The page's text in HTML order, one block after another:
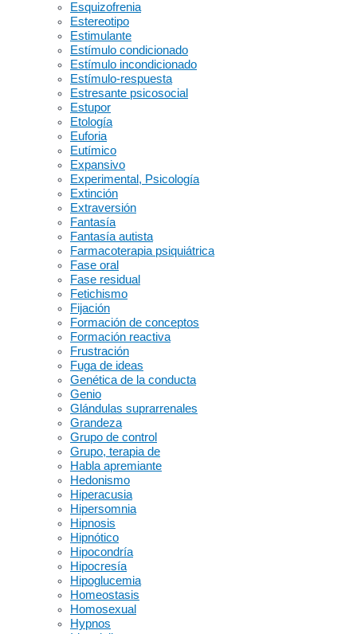
Esquizofrenia
Estereotipo
Estimulante
Estímulo condicionado
Estímulo incondicionado
Estímulo-respuesta
Estresante psicosocial
Estupor
Etología
Euforia
Eutímico
Expansivo
Experimental, Psicología
Extinción
Extraversión
Fantasía
Fantasía autista
Farmacoterapia psiquiátrica
Fase oral
Fase residual
Fetichismo
Fijación
Formación de conceptos
Formación reactiva
Frustración
Fuga de ideas
Genética de la conducta
Genio
Glándulas suprarrenales
Grandeza
Grupo de control
Grupo, terapia de
Habla apremiante
Hedonismo
Hiperacusia
Hipersomnia
Hipnosis
Hipnótico
Hipocondría
Hipocresía
Hipoglucemia
Homeostasis
Homosexual
Hypnos